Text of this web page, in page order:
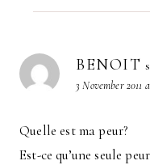
BENOIT
3 November 2011
Quelle est ma peur?
Est-ce qu’une seule